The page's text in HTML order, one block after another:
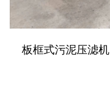
生活污水处理设备
板框式污泥压滤机